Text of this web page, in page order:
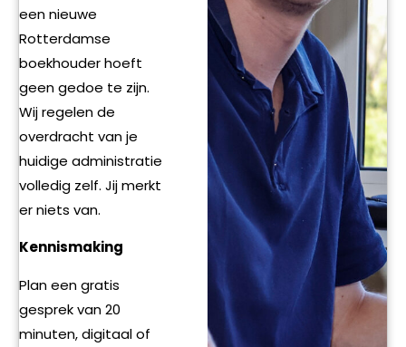
een nieuwe
Rotterdamse
boekhouder hoeft
geen gedoe te zijn.
Wij regelen de
overdracht van je
huidige administratie
volledig zelf. Jij merkt
er niets van.
Kennismaking
Plan een gratis
gesprek van 20
minuten, digitaal of